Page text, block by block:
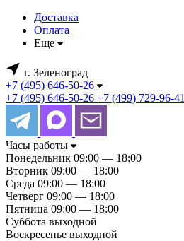
Доставка
Оплата
Еще
г. Зеленоград
+7 (495) 646-50-26
+7 (495) 646-50-26 +7 (499) 729-96-41
Часы работы
Понедельник 09:00 — 18:00
Вторник 09:00 — 18:00
Среда 09:00 — 18:00
Четверг 09:00 — 18:00
Пятница 09:00 — 18:00
Суббота выходной
Воскресенье выходной